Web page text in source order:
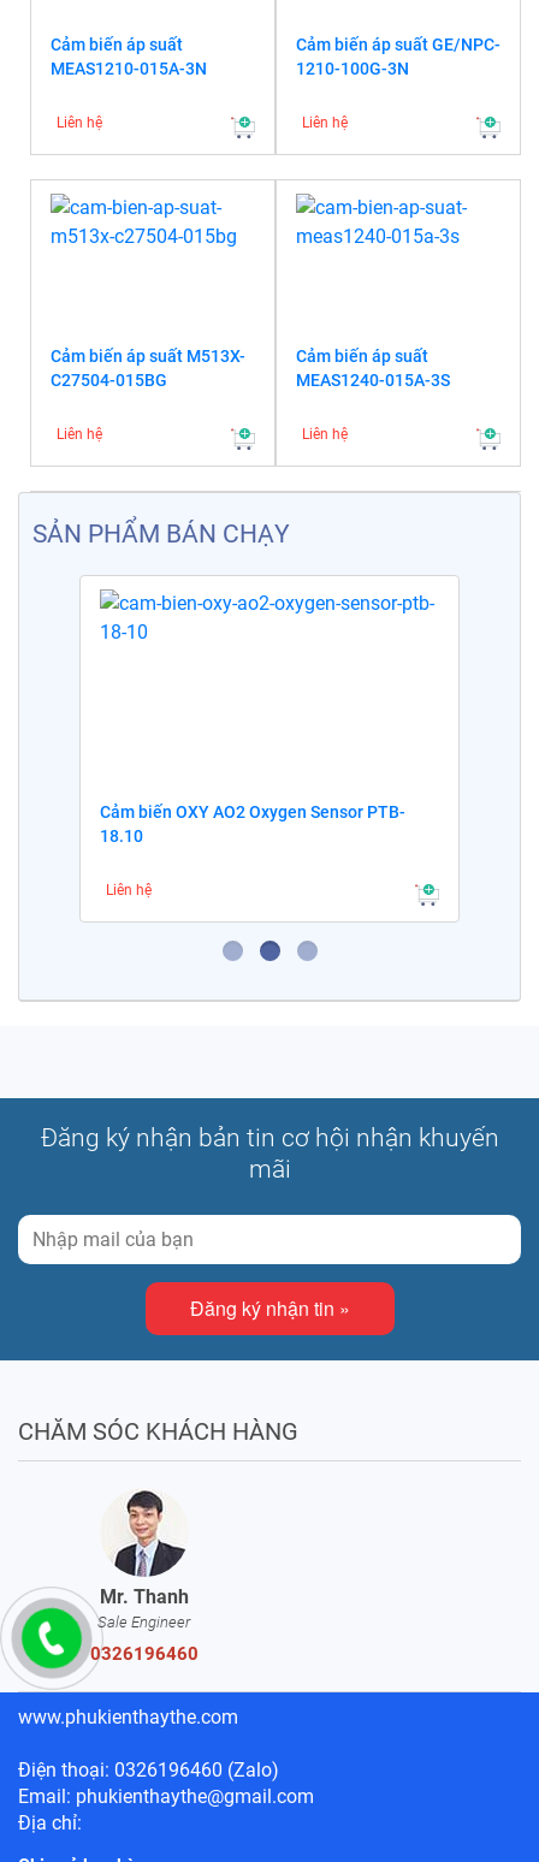
Cảm biến áp suất
MEAS1210-015A-3N
Liên hệ
Cảm biến áp suất GE/NPC-
1210-100G-3N
Liên hệ
Cảm biến áp suất M513X-
C27504-015BG
Liên hệ
Cảm biến áp suất
MEAS1240-015A-3S
Liên hệ
SẢN PHẨM BÁN CHẠY
Cảm biến OXY AO2 Oxygen Sensor PTB-
18.10
Liên hệ
Đăng ký nhận bản tin cơ hội nhận khuyến
mãi
Đăng ký nhận tin »
CHĂM SÓC KHÁCH HÀNG
Mr. Thanh
Sale Engineer
0326196460
www.phukienthaythe.com
Điện thoại: 0326196460 (Zalo)
Email: phukienthaythe@gmail.com
Địa chỉ: